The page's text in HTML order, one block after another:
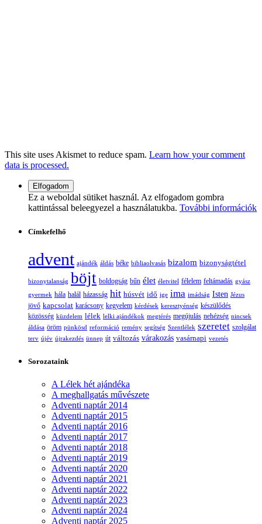
This site uses Akismet to reduce spam. Learn how your comment
data is processed.
Ez a weboldal sütiket használ. Az elfogadom gombra
kattintással beleegyezel a használatukba. További információk
Címkefelhő
advent ajándék áldás béke bibliaolvasás bizalom bizonyságtétel
bizonytalanság böjt boldogság bűn élet életvitel félelem feltámadás gyász
gyermek hála halál házasság hit húsvét idő ige ima imádság Isten Jézus
jövő kapcsolat karácsony kegyelem kérdések keresztyénség készülődés
közösség küzdelem lélek lelki ajándékok megtérés megújulás nehézség nincsek
áldása öröm pünkösd reformáció remény segítség Szentlélek szeretet szolgálat
terv újév újrakezdés ünnep út változás várakozás vasárnapi vezetés
Sorozataink
A Lélek hét ajándéka
A meghallgatás művészete
Adventi naptár 2014
Adventi naptár 2015
Adventi naptár 2016
Adventi naptár 2017
Adventi naptár 2018
Adventi naptár 2019
Adventi naptár 2020
Adventi naptár 2021
Adventi naptár 2022
Adventi naptár 2023
Adventi naptár 2024
Adventi naptár 2025